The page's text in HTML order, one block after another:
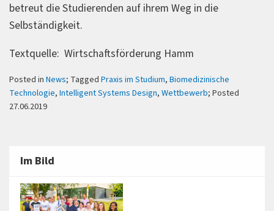
betreut die Studierenden auf ihrem Weg in die
Selbständigkeit.
Textquelle: Wirtschaftsförderung Hamm
Posted in News; Tagged Praxis im Studium, Biomedizinische
Technologie, Intelligent Systems Design, Wettbewerb; Posted
27.06.2019
Im Bild